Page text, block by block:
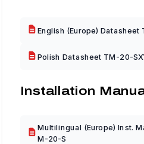
English (Europe) Datasheet
Polish Datasheet TM-20-
Installation
Multilingual (Europe) Inst.
M-20-S